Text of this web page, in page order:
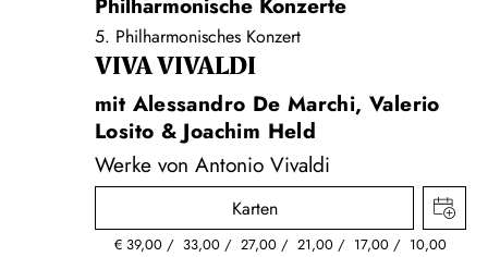
5. Philharmonisches Konzert
VIVA VIVALDI
mit Alessandro De Marchi, Valerio
Losito & Joachim Held
Werke von Antonio Vivaldi
Karten
€ 39,00 33,00 27,00 21,00 17,00 10,00